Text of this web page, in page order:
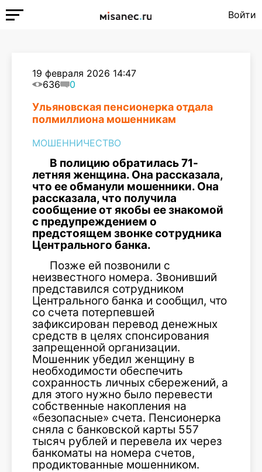
Войти
19 февраля 2026 14:47
636
0
Ульяновская пенсионерка отдала
полмиллиона мошенникам
МОШЕННИЧЕСТВО
В полицию обратилась 71-
летняя женщина. Она рассказала,
что ее обманули мошенники. Она
рассказала, что получила
сообщение от якобы ее знакомой
с предупреждением о
предстоящем звонке сотрудника
Центрального банка.
Позже ей позвонили с
неизвестного номера. Звонивший
представился сотрудником
Центрального банка и сообщил, что
со счета потерпевшей
зафиксирован перевод денежных
средств в целях спонсирования
запрещенной организации.
Мошенник убедил женщину в
необходимости обеспечить
сохранность личных сбережений, а
для этого нужно было перевести
собственные накопления на
«безопасные» счета. Пенсионерка
сняла с банковской карты 557
тысяч рублей и перевела их через
банкоматы на номера счетов,
продиктованные мошенником.